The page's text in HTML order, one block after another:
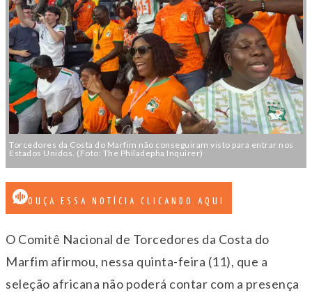
Torcedores da Costa do Marfim não conseguiram visto para entrar nos
Estados Unidos. (Foto: The Philadepha Inquirer)
OUÇA ESSA NOTÍCIA CLICANDO AQUI
O Comitê Nacional de Torcedores da Costa do
Marfim afirmou, nessa quinta-feira (11), que a
seleção africana não poderá contar com a presença